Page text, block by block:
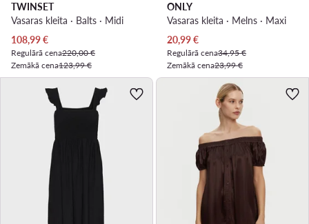
TWINSET
Vasaras kleita · Balts · Midi
Pašreizējā cena
108,99€
Regulārā cena220,00 €
Zemākā cena123,99 €
ONLY
Vasaras kleita · Melns · Maxi
Pašreizējā cena
20,99€
Regulārā cena34,95 €
Zemākā cena23,99 €